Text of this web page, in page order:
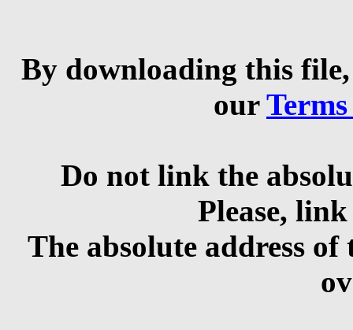
By downloading this
our
Do not link the
Please,
The absolute address